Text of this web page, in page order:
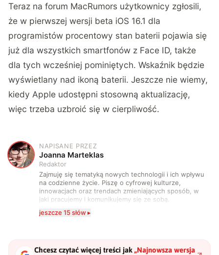
Teraz na forum MacRumors użytkownicy zgłosili,
że w pierwszej wersji beta iOS 16.1 dla
programistów procentowy stan baterii pojawia się
już dla wszystkich smartfonów z Face ID, także
dla tych wcześniej pominiętych. Wskaźnik będzie
wyświetlany nad ikoną baterii. Jeszcze nie wiemy,
kiedy Apple udostępni stosowną aktualizację,
więc trzeba uzbroić się w cierpliwość.
J
NAPISANE PRZEZ
Joanna Marteklas
Redaktor
Zajmuję się tematyką nowych technologii i ich wpływu
na codzienne życie. Piszę o cyfrowej kulturze,
innowacjach oraz trendach zmieniających sposób, w
jaki pracujemy i komunikujemy się ze sobą.
technologii a współczesną popkulturą. W wolnych
jeszcze 15 słów ▸
Chcesz czytać więcej treści jak „Najnowsza wersja